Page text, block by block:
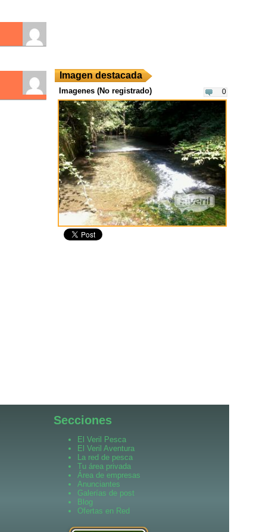
Imagen destacada
0
Imagenes (No registrado)
Secciones
El Veril Pesca
El Veril Aventura
La red de pesca
Tu área privada
Área de empresas
Anunciantes
Galerías de post
Blog
Ofertas en Red